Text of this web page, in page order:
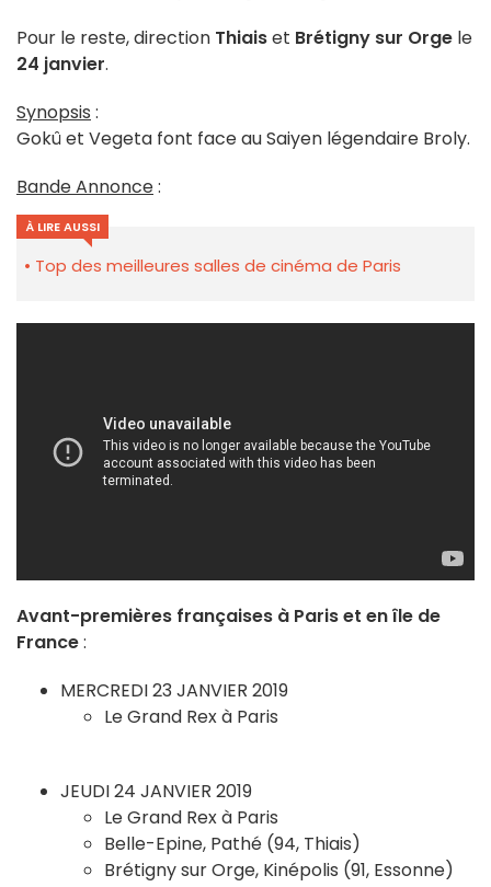
Pour le reste, direction Thiaiset Brétigny sur Orge le
24 janvier.
Synopsis :
Gokû et Vegeta font face au Saiyen légendaire Broly.
Bande Annonce:
À LIRE AUSSI
Top des meilleures salles de cinéma de Paris
Avant-premières françaises à Paris et en île de
France:
MERCREDI 23 JANVIER 2019
Le Grand Rex à Paris
JEUDI 24 JANVIER 2019
Le Grand Rex à Paris
Belle-Epine, Pathé (94, Thiais)
Brétigny sur Orge, Kinépolis (91, Essonne)